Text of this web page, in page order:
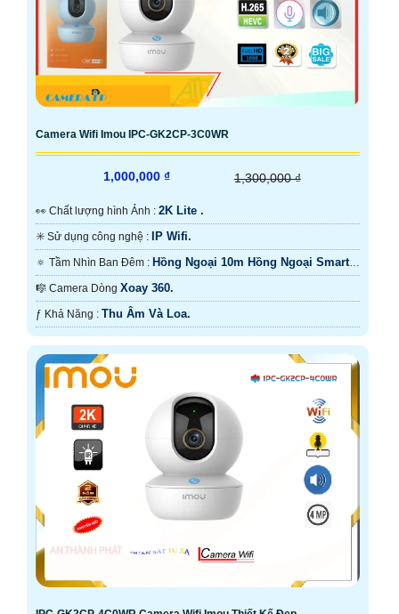
Camera Wifi Imou IPC-GK2CP-3C0WR
1,000,000 ₫ 1,300,000 ₫
️👀 Chất lượng hình Ảnh : 2K Lite .
✳️ Sử dụng công nghệ : IP Wifi.
🔅 Tầm Nhìn Ban Đêm : Hồng Ngoại 10m Hồng Ngoại Smart
IR. 🎼️ Camera Dòng Xoay 360.
️ƒ Khả Năng : Thu Âm Và Loa.